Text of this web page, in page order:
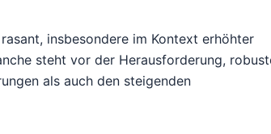
insbesondere im Kontext erhöhter
steht vor der Herausforderung,
als auch den steigenden